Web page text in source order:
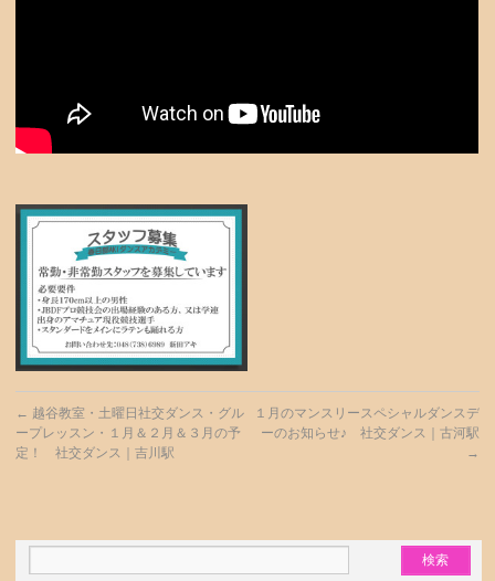
← 越谷教室・土曜日社交ダンス・グル
ープレッスン・１月＆２月＆３月の予
定！ 社交ダンス｜吉川駅
１月のマンスリースペシャルダンスデ
ーのお知らせ♪ 社交ダンス｜古河駅
→